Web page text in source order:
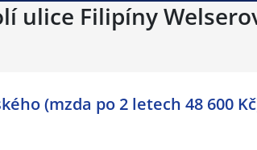
ulice Filipíny
(mzda po 2 letech 48 600